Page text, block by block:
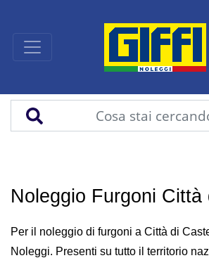
Noleggio Furgoni Città
Per il noleggio di furgoni a Città di
Noleggi. Presenti su tutto il territorio